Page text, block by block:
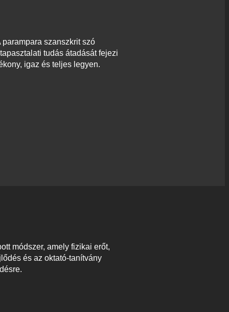
szanszkrit szó
tudás átadását fejezi
igaz és teljes legyen.
módszer, amely fizikai erőt,
és az oktató-tanítvány